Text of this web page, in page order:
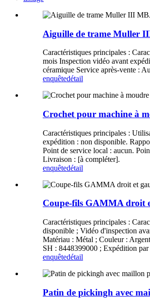
Aiguille de trame Muller
Caractéristiques principales :
mois Inspection vidéo avant
céramique Service après-vente :
enquêtedétail
Crochet pour machine à
Caractéristiques principales :
expédition : non disponible.
Point de service local : aucun.
Livraison : [à compléter].
enquêtedétail
Coupe-fils GAMMA droit
Caractéristiques principales :
disponible ; Vidéo d'inspection
Matériau : Métal ; Couleur :
SH : 8448399000 ; Expédition
enquêtedétail
Patin de pickingh avec